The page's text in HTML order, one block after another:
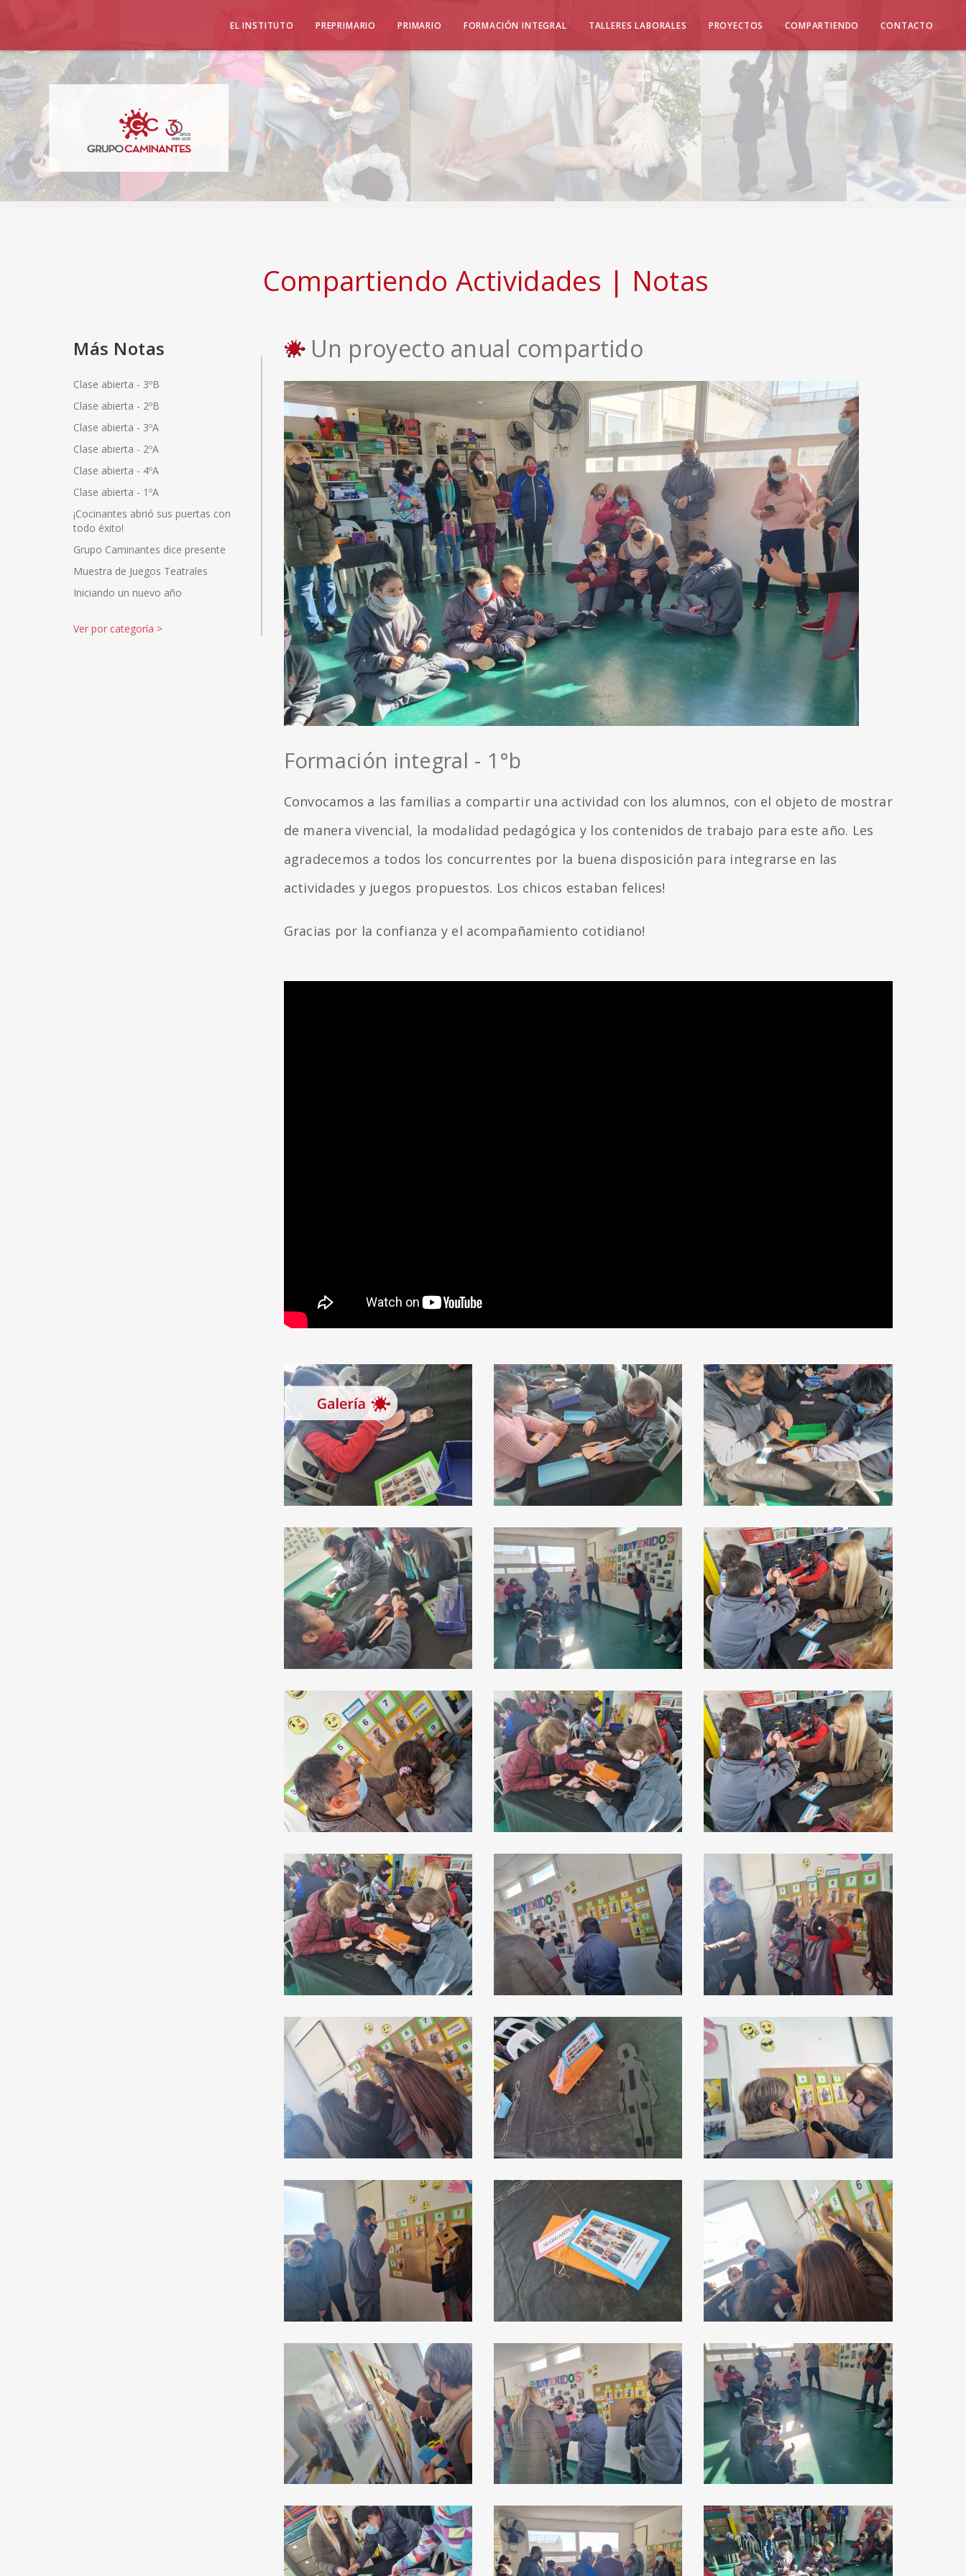
EL INSTITUTO PREPRIMARIO PRIMARIO FORMACIÓN INTEGRAL TALLERES LABORALES PROYECTOS COMPARTIENDO CONTACTO
Compartiendo Actividades | Notas
Más Notas
Clase abierta - 3ºB
Clase abierta - 2ºB
Clase abierta - 3ºA
Clase abierta - 2ºA
Clase abierta - 4ºA
Clase abierta - 1ºA
¡Cocinantes abrió sus puertas con
todo éxito!
Grupo Caminantes dice presente
Muestra de Juegos Teatrales
Iniciando un nuevo año
Ver por categoría >
Un proyecto anual compartido
Formación integral - 1°b
Convocamos a las familias a compartir una actividad con los alumnos, con el objeto de mostrar
de manera vivencial, la modalidad pedagógica y los contenidos de trabajo para este año. Les
agradecemos a todos los concurrentes por la buena disposición para integrarse en las
actividades y juegos propuestos. Los chicos estaban felices!
Gracias por la confianza y el acompañamiento cotidiano!